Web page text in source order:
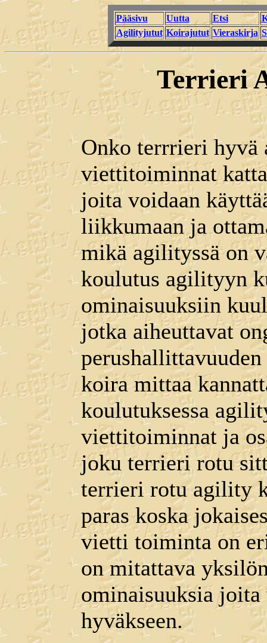
Pääsivu Uutta Etsi
Agilityjutut Koirajutut Vieraskirja
Terrieri
Onko terrrieri hyvä
viettitoiminnat
joita voidaan
liikkumaan ja
mikä agilityssä on
koulutus agilityyn
ominaisuuksiin
jotka aiheuttavat
koira mittaa
koulutuksessa
viettitoiminnat ja
joku terrieri rotu
terrieri rotu agility
paras koska
vietti toiminta on
on mitattava
ominaisuuksia joita
hyväkseen.